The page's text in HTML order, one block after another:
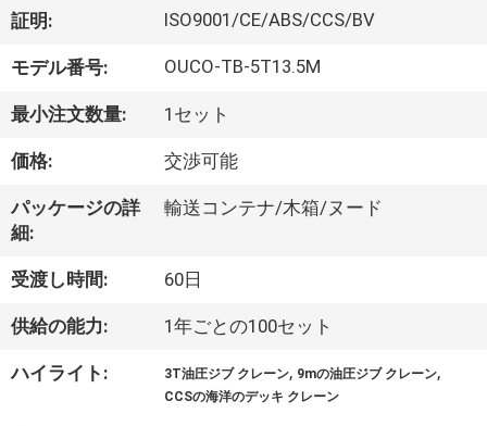
ビ
デ
オ
VR
シ
ョ
ー
わ
証明: ISO9001/CE/ABS/CCS/BV
モデル番号: OUCO-TB-5T13.5M
最小注文数量: 1セット
価格: 交渉可能
パッケージの詳
細:
輸送コンテナ/木箱/ヌード
受渡し時間: 60日
供給の能力: 1年ごとの100セット
ハイライト: 3T油圧ジブ クレーン, 9mの油圧ジブ クレーン,
CCSの海洋のデッキ クレーン